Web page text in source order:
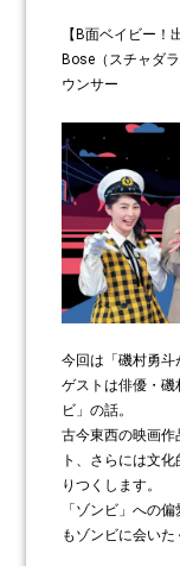
【B面ベイビー！
Bose（スチャダ
ウンサー
今回は「磯村勇斗
ゲストは俳優・
ビ」の話。
古今東西の映画作
ト、さらには文
りつくします。
「ゾンビ」への
もゾンビに会いた